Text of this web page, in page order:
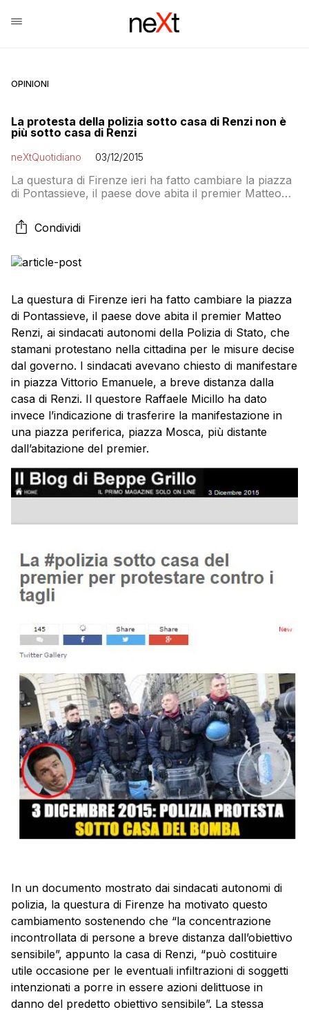
OPINIONI
La protesta della polizia sotto casa di Renzi non è
più sotto casa di Renzi
neXtQuotidiano 03/12/2015
La questura di Firenze ieri ha fatto cambiare la piazza
di Pontassieve, il paese dove abita il premier Matteo
stamani protestano nella cittadina per le misure decise
dal governo. I sindacati avevano chiesto di manifestare
casa di Renzi. […]
Condividi
La questura di Firenze ieri ha fatto cambiare la piazza
di Pontassieve, il paese dove abita il premier Matteo
Renzi, ai sindacati autonomi della Polizia di Stato, che
stamani protestano nella cittadina per le misure decise
dal governo. I sindacati avevano chiesto di manifestare
in piazza Vittorio Emanuele, a breve distanza dalla
casa di Renzi. Il questore Raffaele Micillo ha dato
invece l’indicazione di trasferire la manifestazione in
una piazza periferica, piazza Mosca, più distante
dall’abitazione del premier.
In un documento mostrato dai sindacati autonomi di
polizia, la questura di Firenze ha motivato questo
cambiamento sostenendo che “la concentrazione
incontrollata di persone a breve distanza dall’obiettivo
sensibile”, appunto la casa di Renzi, “può costituire
utile occasione per le eventuali infiltrazioni di soggetti
intenzionati a porre in essere azioni delittuose in
danno del predetto obiettivo sensibile”. La stessa